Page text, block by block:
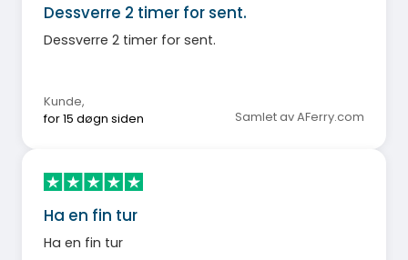
Dessverre 2 timer for sent.
Dessverre 2 timer for sent.
Kunde,
for 15 døgn siden
Samlet av AFerry.com
Ha en fin tur
Ha en fin tur